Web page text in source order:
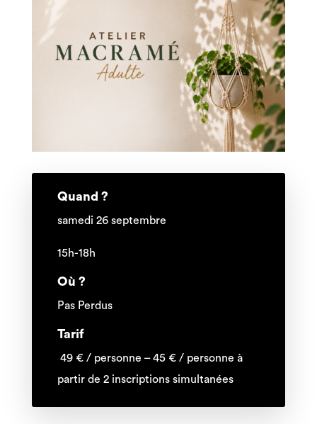
Quand ?
samedi 26 septembre
15h-18h
Où ?
Pas Perdus
Tarif
49 € / personne – 45 € / personne à
partir de 2 inscriptions simultanées